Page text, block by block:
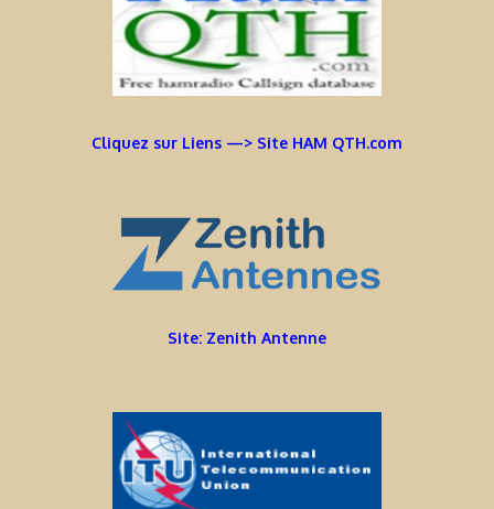
Cliquez sur Liens —> Site HAM QTH.com
Site: Zenith Antenne